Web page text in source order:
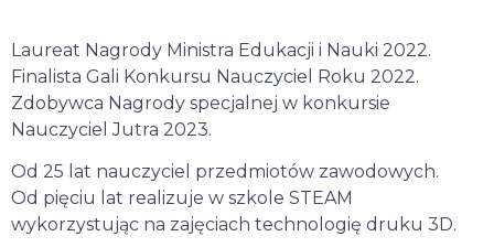
Laureat Nagrody Ministra Edukacji i Nauki 2022.
Finalista Gali Konkursu Nauczyciel Roku 2022.
Zdobywca Nagrody specjalnej w konkursie
Nauczyciel Jutra 2023.
Od 25 lat nauczyciel przedmiotów zawodowych.
Od pięciu lat realizuje w szkole STEAM
wykorzystując na zajęciach technologię druku 3D.